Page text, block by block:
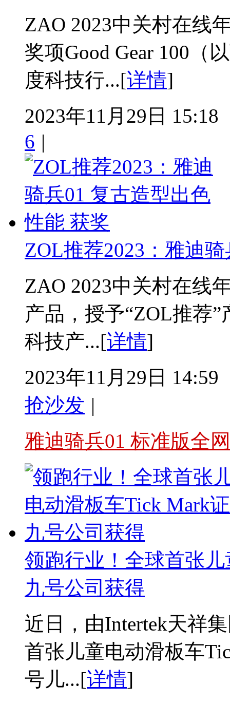
ZAO 2023中关村在线
奖项Good Gear 100（
度科技行...[详情]
2023年11月29日 15:18
6 |
ZOL推荐2023：雅迪
ZAO 2023中关村在线
产品，授予“ZOL推荐
科技产...[详情]
2023年11月29日 14:59
抢沙发 |
雅迪骑兵01 标准版全
领跑行业！全球首张
九号公司获得
近日，由Intertek天祥
首张儿童电动滑板车
号儿...[详情]